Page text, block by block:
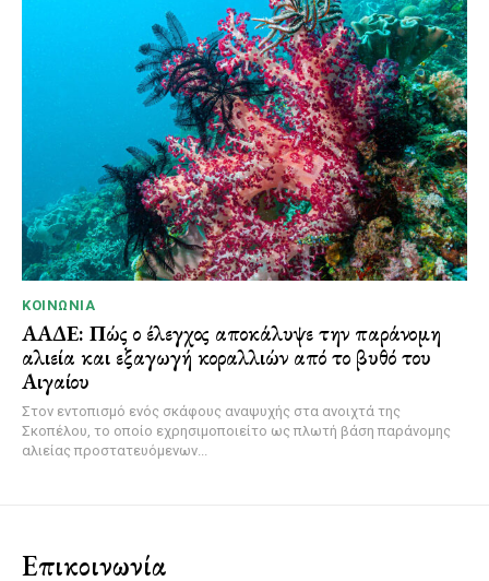
ΚΟΙΝΩΝΊΑ
ΑΑΔΕ: Πώς ο έλεγχος αποκάλυψε την παράνομη
αλιεία και εξαγωγή κοραλλιών από το βυθό του
Αιγαίου
Στον εντοπισμό ενός σκάφους αναψυχής στα ανοιχτά της
Σκοπέλου, το οποίο εχρησιμοποιείτο ως πλωτή βάση παράνομης
αλιείας προστατευόμενων...
Επικοινωνία